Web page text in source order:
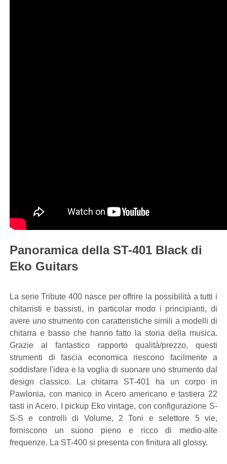
Panoramica della ST-401 Black di
Eko Guitars
La serie Tribute 400 nasce per offrire la possibilità a tutti i
chitarristi e bassisti, in particolar modo i principianti, di
avere uno strumento con caratteristiche simili a modelli di
chitarra e basso che hanno fatto la storia della musica.
Grazie al fantastico rapporto qualità/prezzo, questi
strumenti di fascia economica riescono facilmente a
soddisfare l'idea e la voglia di suonare uno strumento dal
design classico. La chitarra ST-401 ha un corpo in
Pawlonia, con manico in Acero americano e tastiera 22
tasti in Acero. I pickup Eko vintage, con configurazione S-
S-S e controlli di Volume, 2 Toni e selettore 5 vie,
forniscono un suono pieno e ricco di medio-alte
frequenze. La ST-400 si presenta con finitura all glossy.